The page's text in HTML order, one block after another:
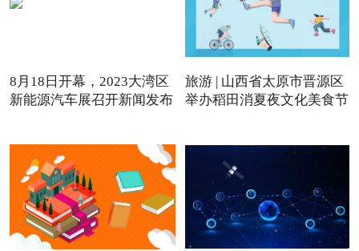
8月18日开幕，2023大湾区
新能源汽车展召开新闻发布
旅游 | 山西省太原市晋源区
举办稻田消夏夜文化美食节